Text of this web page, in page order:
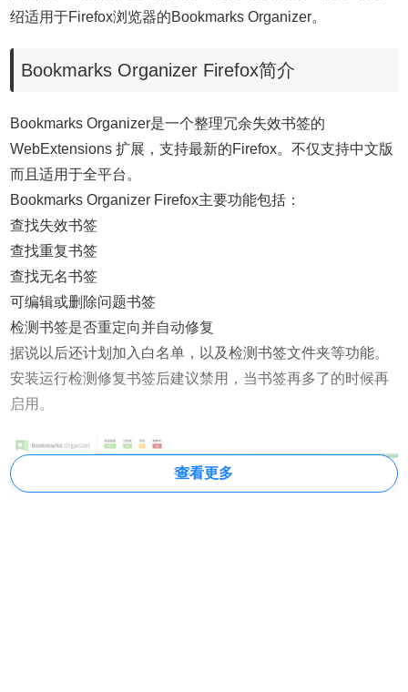
绍适用于Firefox浏览器的Bookmarks Organizer。
Bookmarks Organizer Firefox简介
Bookmarks Organizer是一个整理冗余失效书签的
WebExtensions 扩展，支持最新的Firefox。不仅支持中文版
而且适用于全平台。
Bookmarks Organizer Firefox主要功能包括：
查找失效书签
查找重复书签
查找无名书签
可编辑或删除问题书签
检测书签是否重定向并自动修复
据说以后还计划加入白名单，以及检测书签文件夹等功能。
安装运行检测修复书签后建议禁用，当书签再多了的时候再
启用。
查看更多